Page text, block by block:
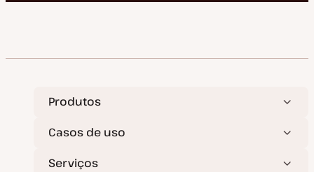
Produtos
Casos de uso
Serviços